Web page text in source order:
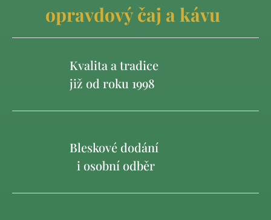
opravdový čaj a kávu
Kvalita a tradice
již od roku 1998
Bleskové dodání
i osobní odběr